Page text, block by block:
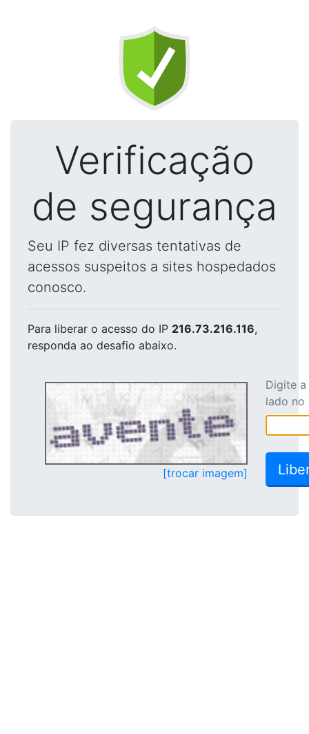
Verificação
de segurança
Seu IP fez diversas tentativas de
acessos suspeitos a sites hospedados
conosco.
Para liberar o acesso do IP 216.73.216.116,
responda ao desafio abaixo.
[trocar imagem]
Digite
lado no